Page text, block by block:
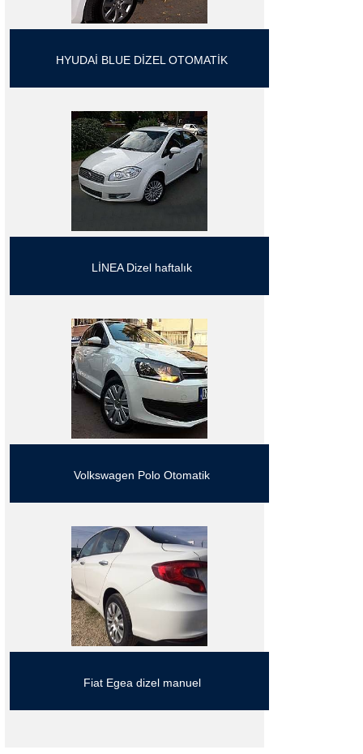
HYUDAİ BLUE DİZEL OTOMATİK
LİNEA Dizel haftalık
Volkswagen Polo Otomatik
Fiat Egea dizel manuel